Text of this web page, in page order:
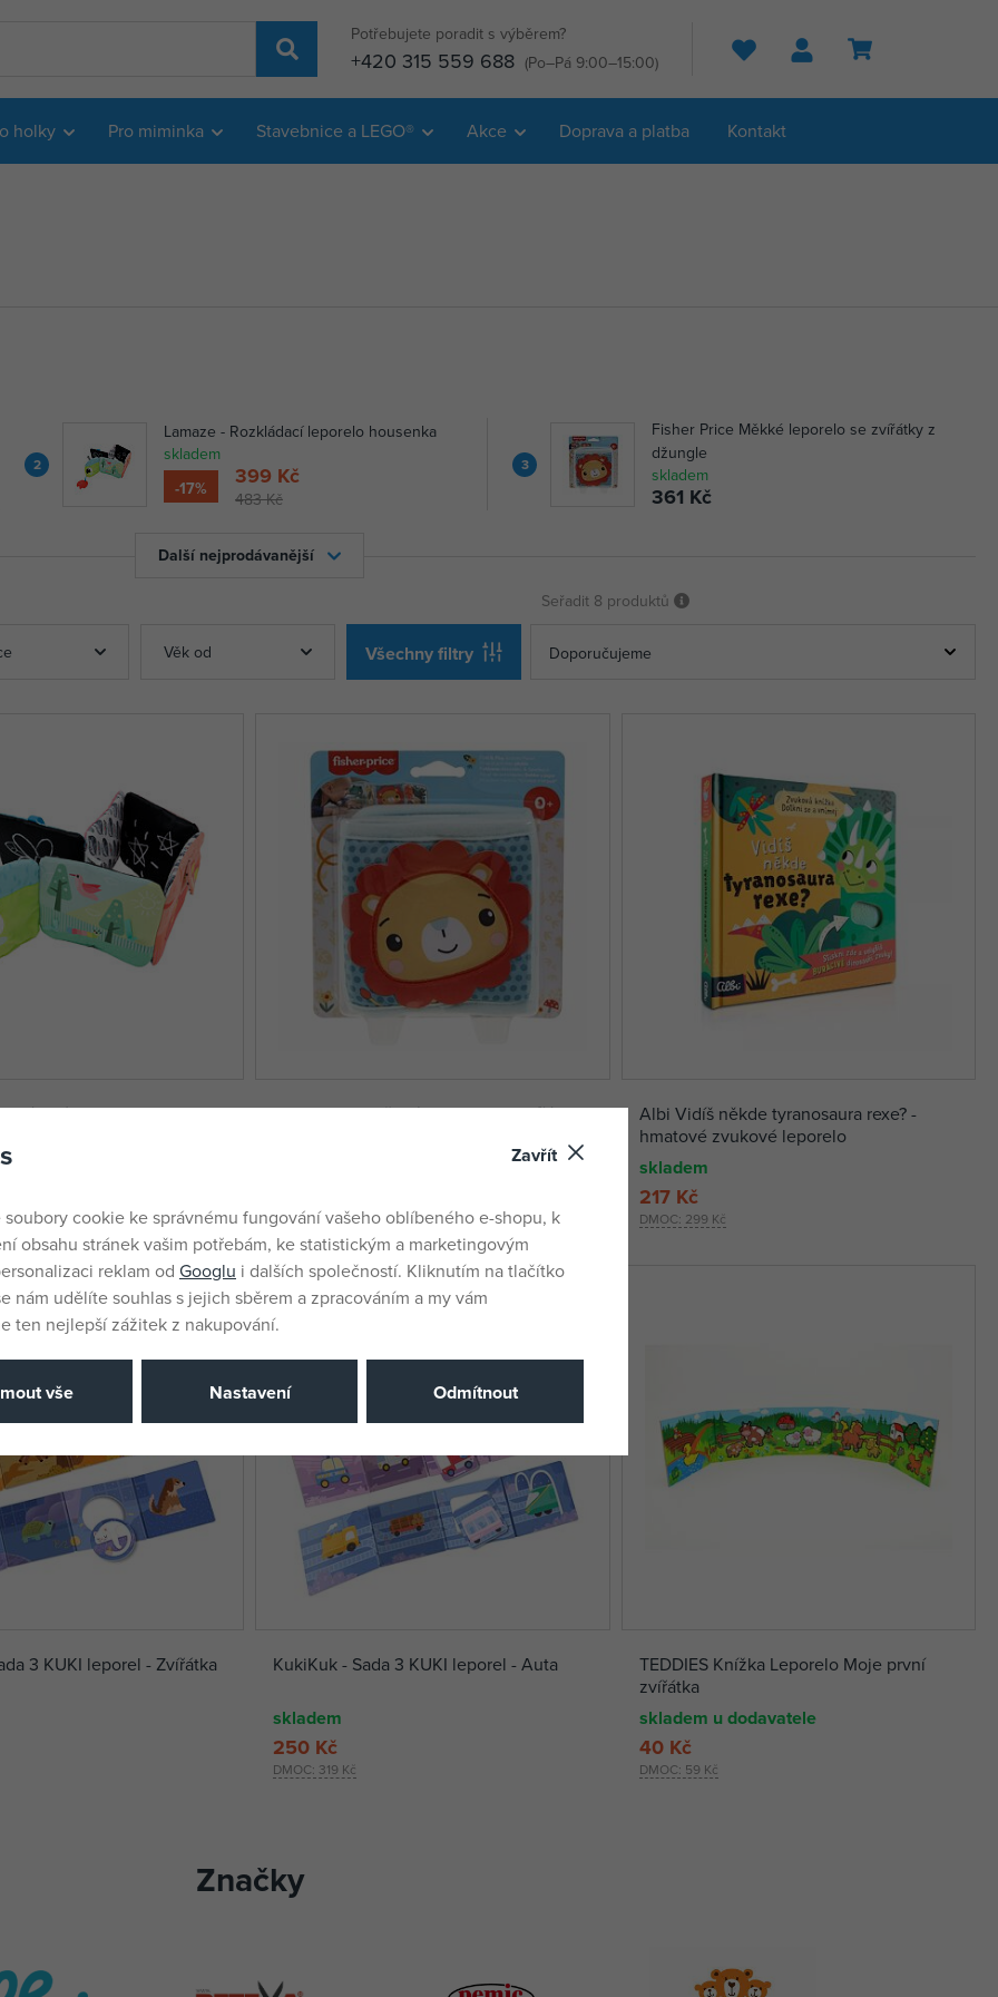
Potřebujete poradit s výběrem?
+420 315 559 688 (Po–Pá 9:00–15:00) Hledat
holky Pro miminka Stavebnice a LEGO® Akce Doprava a platba Kontakt
2
Lamaze - Rozkládací leporelo housenka
skladem
-17%
483 Kč
399 Kč 3
Fisher Price Měkké leporelo se zvířátky z
džungle
skladem
361 Kč
Další nejprodávanější
Věk od Všechny filtry
Seřadit 8 produktů
leporelo housenka
Fisher Price Měkké leporelo se zvířátky z
DMOC:419 Kč
Albi Vidíš někde tyranosaura rexe? -
hmatové zvukové leporelo
skladem
DMOC: 299 Kč
217 Kč
3 KUKI leporel - Zvířátka KukiKuk - Sada 3 KUKI leporel - Auta
skladem
DMOC: 319 Kč
250 Kč
TEDDIES Knížka Leporelo Moje první
zvířátka
skladem u dodavatele
DMOC: 59 Kč
40 Kč
Značky
Zavřít
soubory cookie ke správnému fungování vašeho oblíbeného e-shopu, k
obsahu stránek vašim potřebám, ke statistickým a marketingovým
reklam od Googlu i dalších společností. Kliknutím na tlačítko
nám udělíte souhlas s jejich sběrem a zpracováním a my vám
ten nejlepší zážitek z nakupování.
vše Nastavení Odmítnout